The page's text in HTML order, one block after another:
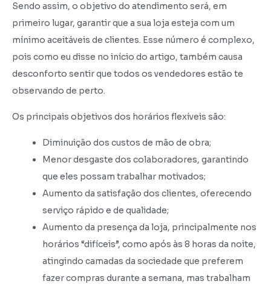
Sendo assim, o objetivo do atendimento será, em
primeiro lugar, garantir que a sua loja esteja com um
mínimo aceitáveis de clientes. Esse número é complexo,
pois como eu disse no início do artigo, também causa
desconforto sentir que todos os vendedores estão te
observando de perto.
Os principais objetivos dos horários flexíveis são:
Diminuição dos custos de mão de obra;
Menor desgaste dos colaboradores, garantindo
que eles possam trabalhar motivados;
Aumento da satisfação dos clientes, oferecendo
serviço rápido e de qualidade;
Aumento da presença da loja, principalmente nos
horários “difíceis”, como após às 8 horas da noite,
atingindo camadas da sociedade que preferem
fazer compras durante a semana, mas trabalham